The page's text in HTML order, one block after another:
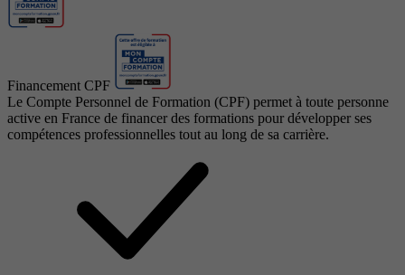
Financement CPF
Le Compte Personnel de Formation (CPF) permet à toute personne
active en France de financer des formations pour développer ses
compétences professionnelles tout au long de sa carrière.